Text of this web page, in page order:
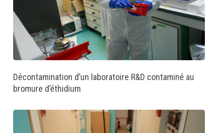
Décontamination d’un laboratoire R&D contaminé au
bromure d’éthidium